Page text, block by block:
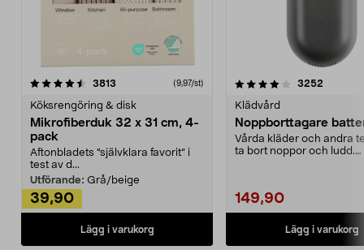
3813 (9,97/st)
Köksrengöring & disk
Mikrofiberduk 32 x 31 cm, 4-
pack
Aftonbladets "självklara favorit” i
test av d...
Utförande: Grå/beige
39,90
Lägg i varukorg
4.0av 5 stjärnor 3252
Klädvård
Noppborttagare
Vårda kläder och andra
ta bort noppor och ludd.
149,90
Lägg i varukorg
4.5av 5 stjärnor